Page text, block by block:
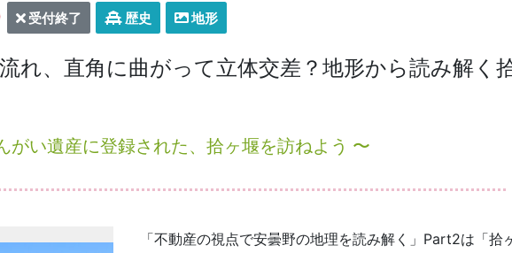
受付終了 歴史 地形
れ、直角に曲がって立体交差？地形から読み解く
い遺産に登録された、拾ヶ堰を訪ねよう 〜
「不動産の視点で安曇野の地理を読み解く」Part2は「